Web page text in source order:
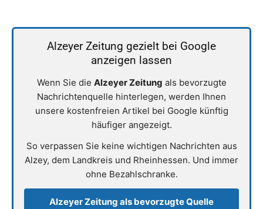
Alzeyer Zeitung gezielt bei Google
anzeigen lassen
Wenn Sie die Alzeyer Zeitung als bevorzugte
Nachrichtenquelle hinterlegen, werden Ihnen
unsere kostenfreien Artikel bei Google künftig
häufiger angezeigt.
So verpassen Sie keine wichtigen Nachrichten aus
Alzey, dem Landkreis und Rheinhessen. Und immer
ohne Bezahlschranke.
Alzeyer Zeitung als bevorzugte Quelle